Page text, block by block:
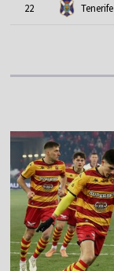
22 Tenerife